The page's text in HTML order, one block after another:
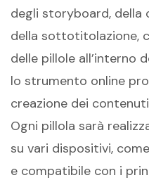
degli storyboard, della
della sottotitolazione,
delle pillole all’interno
lo strumento online
creazione dei
Ogni pillola sarà
su vari dispositivi,
e compatibile con i